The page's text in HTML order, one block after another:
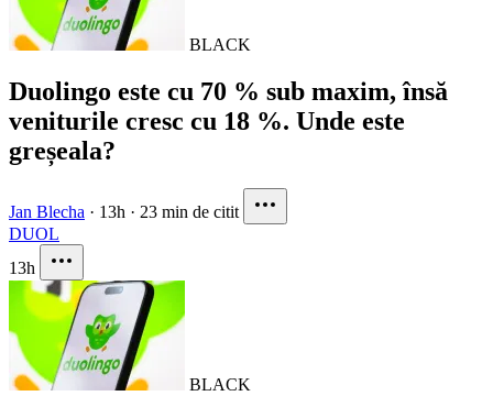
BLACK
Duolingo este cu 70 % sub maxim, însă
veniturile cresc cu 18 %. Unde este
greșeala?
Jan Blecha · 13h · 23 min de citit
DUOL
13h
BLACK